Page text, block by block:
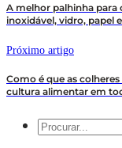
A melhor palhinha para
inoxidável, vidro, papel
Próximo artigo
Como é que as
cultura alimentar em
Pesquisar